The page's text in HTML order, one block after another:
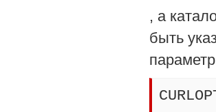
, а
быть